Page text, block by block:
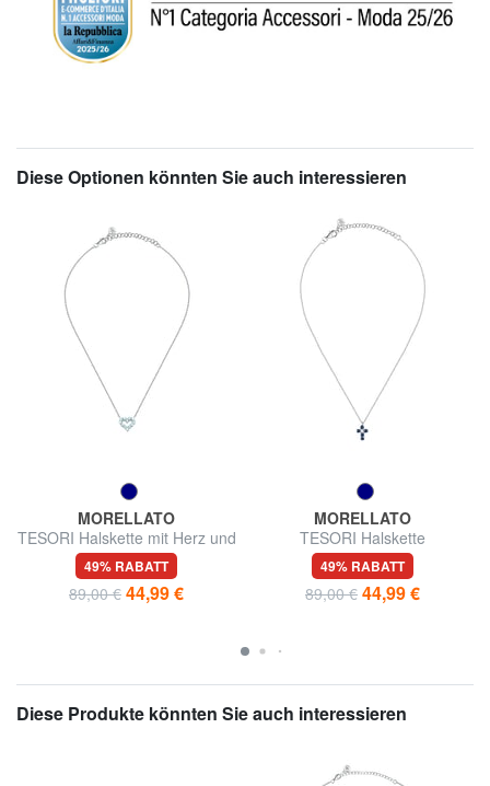
Diese Optionen könnten Sie auch interessieren
MORELLATO
TESORI Halskette mit Herz und
Zirkonen
49% RABATT
89,00 € 44,99 €
MORELLATO
TESORI Halskette
49% RABATT
89,00 € 44,99 €
Diese Produkte könnten Sie auch interessieren